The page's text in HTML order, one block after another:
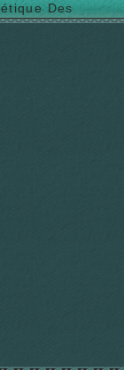
Des